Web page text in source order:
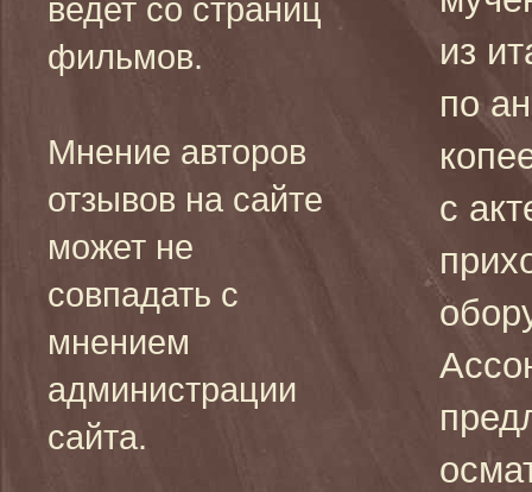
ведет со страниц
фильмов.
Мнение авторов
отзывов на сайте
может не
совпадать с
мнением
администрации
сайта.
из
по
с